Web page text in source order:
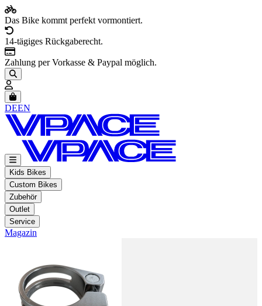
Das Bike kommt perfekt vormontiert.
14-tägiges Rückgaberecht.
Zahlung per Vorkasse & Paypal möglich.
Artikel im Warenkorb, Warenkorb anzeigen
DEEN
Kids Bikes
Custom Bikes
Zubehör
Outlet
Service
Magazin